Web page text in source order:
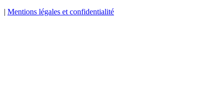
| Mentions légales et confidentialité